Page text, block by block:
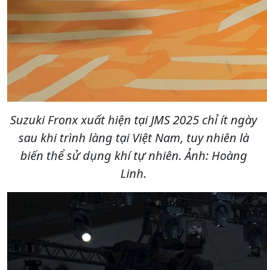
Suzuki Fronx xuất hiện tại JMS 2025 chỉ ít ngày
sau khi trình làng tại Việt Nam, tuy nhiên là
biến thể sử dụng khí tự nhiên. Ảnh: Hoàng
Linh.